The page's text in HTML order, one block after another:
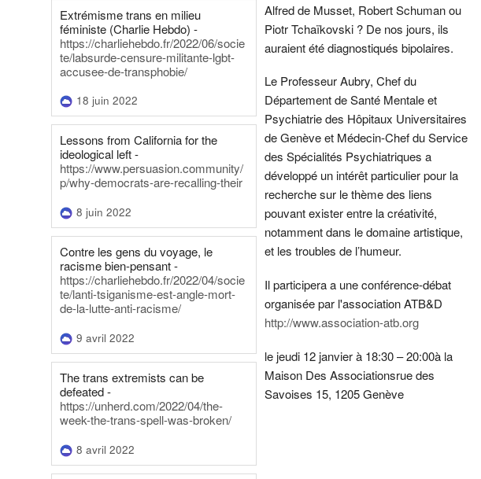
Extrémisme trans en milieu
féministe (Charlie Hebdo) -
https://charliehebdo.fr/2022/06/socie
te/labsurde-censure-militante-lgbt-
accusee-de-transphobie/
18 juin 2022
Lessons from California for the
ideological left -
https://www.persuasion.community/
p/why-democrats-are-recalling-their
8 juin 2022
Contre les gens du voyage, le
racisme bien-pensant -
https://charliehebdo.fr/2022/04/socie
te/lanti-tsiganisme-est-angle-mort-
de-la-lutte-anti-racisme/
9 avril 2022
The trans extremists can be
defeated -
https://unherd.com/2022/04/the-
week-the-trans-spell-was-broken/
8 avril 2022
Alfred de Musset, Robert Schuman ou
Piotr Tchaïkovski ? De nos jours, ils
auraient été diagnostiqués bipolaires.
Le Professeur Aubry, Chef du
Département de Santé Mentale et
Psychiatrie des Hôpitaux Universitaires
de Genève et Médecin-Chef du Service
des Spécialités Psychiatriques a
développé un intérêt particulier pour la
recherche sur le thème des liens
pouvant exister entre la créativité,
notamment dans le domaine artistique,
et les troubles de l’humeur.
Il participera a une conférence-débat
organisée par l'association ATB&D
http://www.association-atb.org
le jeudi 12 janvier à 18:30 – 20:00à la
Maison Des Associationsrue des
Savoises 15, 1205 Genève